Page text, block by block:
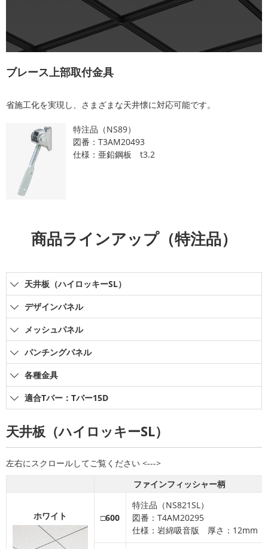
ブレース上部取付金具
省施工化を実現し、さまざまな天井懐に対応可能です。
特注品（NS89）
図番：T3AM20493
仕様：亜鉛鋼板 t3.2
商品ラインアップ（特注品）
天井板（ハイロッキーSL）
デザインパネル
メッシュパネル
パンチングパネル
各種金具
適合Tバー：Tバー15D
天井板（ハイロッキーSL）
ファインフィッシャー柄
ホワイト □600
特注品（NS821SL）
図番：T4AM20295
仕様：岩綿吸音版 厚さ：12mm